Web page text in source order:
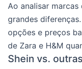
Ao analisar
grandes
opções e preços
de Zara e H&M
Shein vs.